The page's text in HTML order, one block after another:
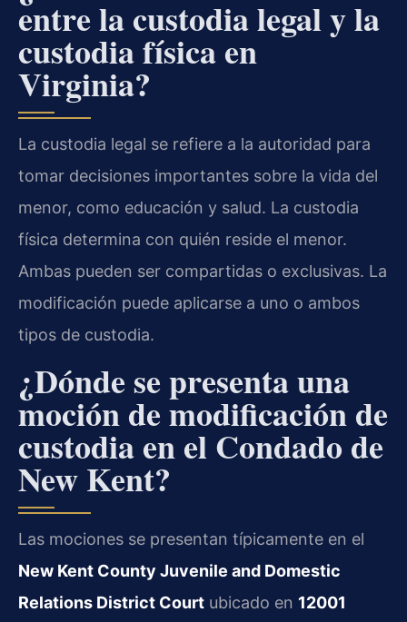
entre la custodia legal y la
custodia física en
Virginia?
La custodia legal se refiere a la autoridad para
tomar decisiones importantes sobre la vida del
menor, como educación y salud. La custodia
física determina con quién reside el menor.
Ambas pueden ser compartidas o exclusivas. La
modificación puede aplicarse a uno o ambos
tipos de custodia.
¿Dónde se presenta una
moción de modificación de
custodia en el Condado de
New Kent?
Las mociones se presentan típicamente en el
New Kent County Juvenile and Domestic
Relations District Court ubicado en 12001